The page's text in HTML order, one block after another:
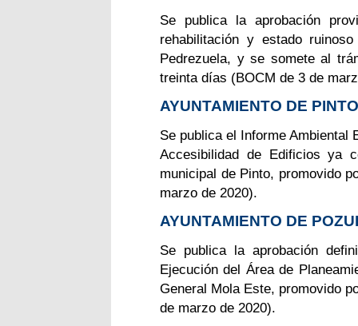
Se publica la aprobación
rehabilitación y estado
Pedrezuela, y se somete al
treinta días (BOCM de 3 de
AYUNTAMIENTO DE PINTO
Se publica el Informe Ambiental
Accesibilidad de Edificios ya
municipal de Pinto, promovido
marzo de 2020).
AYUNTAMIENTO DE
Se publica la aprobación
Ejecución del Área de
General Mola Este, promovido
de marzo de 2020).